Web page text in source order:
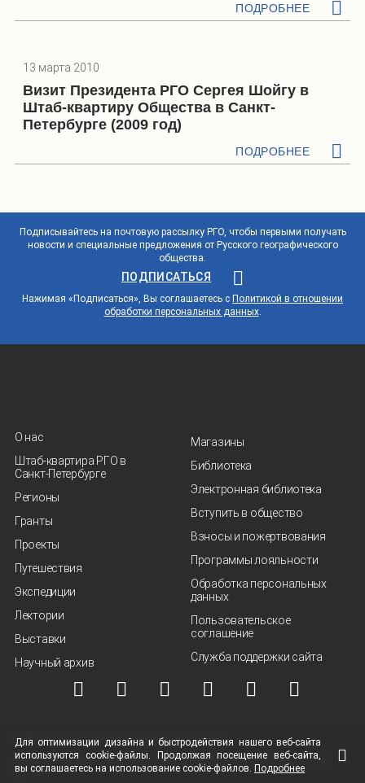
ПОДРОБНЕЕ
13 марта 2010
Визит Президента РГО Сергея Шойгу в
Штаб-квартиру Общества в Санкт-
Петербурге (2009 год)
ПОДРОБНЕЕ
Подписывайтесь на почтовую рассылку РГО, чтобы первыми получать
новости и специальные предложения от Русского географического
общества.
ПОДПИСАТЬСЯ
Нажимая «Подписаться», Вы соглашаетесь с Политикой в отношении
обработки персональных данных.
О нас
Штаб-квартира РГО в
Санкт‑Петербурге
Регионы
Гранты
Проекты
Путешествия
Экспедиции
Лектории
Выставки
Научный архив
Магазины
Библиотека
Электронная библиотека
Вступить в общество
Взносы и пожертвования
Программы лояльности
Обработка персональных
данных
Пользовательское
соглашение
Служба поддержки сайта
© ВОО "Русское географическое общество", 2013-2026 г.
Условия использования материалов
Политика защиты и обработки персональных
данных
Для оптимизации дизайна и быстродействия нашего веб-сайта
используются cookie-файлы. Продолжая посещение веб-сайта,
вы соглашаетесь на использование cookie-файлов. Подробнее